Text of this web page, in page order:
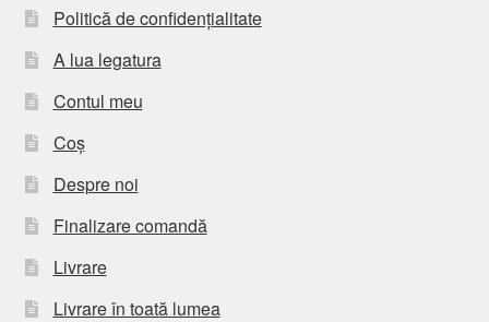
Politică de confidențialitate
A lua legatura
Contul meu
Coș
Despre noi
Finalizare comandă
Livrare
Livrare în toată lumea